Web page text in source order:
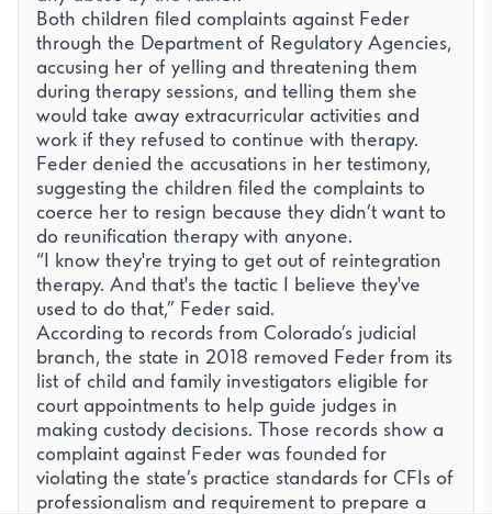
Both children filed complaints against Feder
through the Department of Regulatory Agencies,
accusing her of yelling and threatening them
during therapy sessions, and telling them she
would take away extracurricular activities and
work if they refused to continue with therapy.
Feder denied the accusations in her testimony,
suggesting the children filed the complaints to
coerce her to resign because they didn’t want to
do reunification therapy with anyone.
“I know they're trying to get out of reintegration
therapy. And that's the tactic I believe they've
used to do that,” Feder said.
According to records from Colorado’s judicial
branch, the state in 2018 removed Feder from its
list of child and family investigators eligible for
court appointments to help guide judges in
making custody decisions. Those records show a
complaint against Feder was founded for
violating the state’s practice standards for CFIs of
professionalism and requirement to prepare a